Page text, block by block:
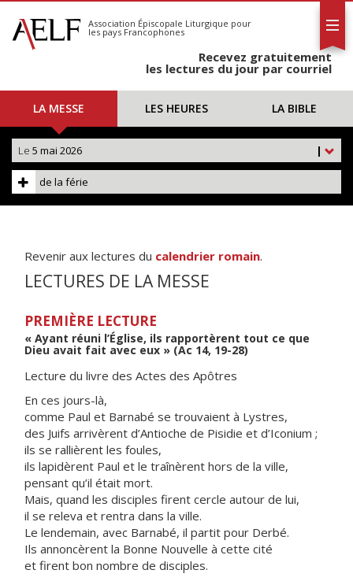
S'abonner
Calendrier
Association Épiscopale Liturgique pour
les pays Francophones
Recevez gratuitement
les lectures du jour par courriel
LA MESSE LES HEURES LA BIBLE
|
Le 5 mai 2026
de la férie
Revenir aux lectures du calendrier romain.
LECTURES DE LA MESSE
PREMIÈRE LECTURE
« Ayant réuni l’Église, ils rapportèrent tout ce que
Dieu avait fait avec eux » (Ac 14, 19-28)
Lecture du livre des Actes des Apôtres
En ces jours-là,
comme Paul et Barnabé se trouvaient à Lystres,
des Juifs arrivèrent d’Antioche de Pisidie et d’Iconium ;
ils se rallièrent les foules,
ils lapidèrent Paul et le traînèrent hors de la ville,
pensant qu’il était mort.
Mais, quand les disciples firent cercle autour de lui,
il se releva et rentra dans la ville.
Le lendemain, avec Barnabé, il partit pour Derbé.
Ils annoncèrent la Bonne Nouvelle à cette cité
et firent bon nombre de disciples.